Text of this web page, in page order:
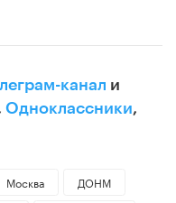
канал и
Одноклассники,
Москва
ДОНМ